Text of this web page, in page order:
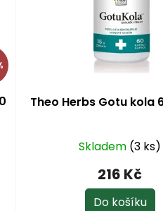
Theo Herbs Gotu kola
Skladem (3 ks)
216 Kč
Do košíku